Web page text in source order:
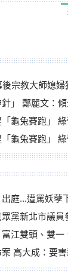
師媳婦獲100萬交保
鄭麗文：傾全黨
賽跑」 綠營、無黨
賽跑」 綠營、無黨
罵妖孽下地獄 張淑
議員參選人提出校
雙頭、雙一、
大成：要害殺多